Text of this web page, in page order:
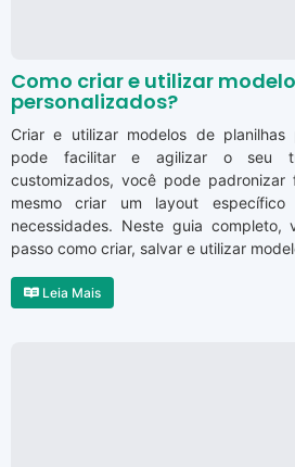
Como criar e utilizar
personalizados?
Criar e utilizar modelos de planilhas
pode facilitar e agilizar o seu
customizados, você pode padronizar
mesmo criar um layout
necessidades. Neste guia completo,
passo como criar, salvar e utilizar
Leia Mais